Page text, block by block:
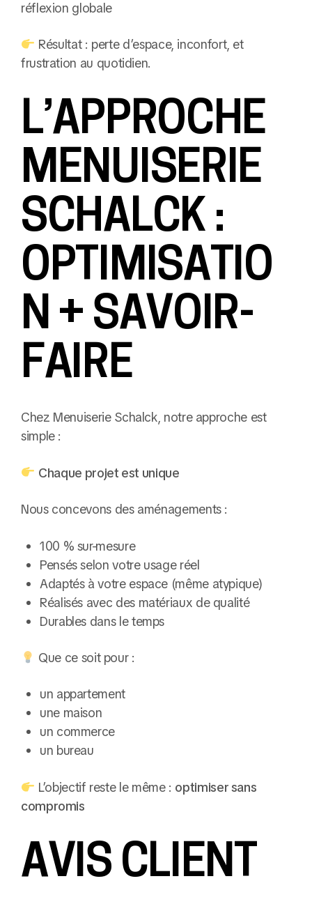
réflexion globale
Résultat : perte d’espace, inconfort, et
frustration au quotidien.
L’APPROCHE
MENUISERIE
SCHALCK :
OPTIMISATIO
N + SAVOIR-
FAIRE
Chez Menuiserie Schalck, notre approche est
simple :
Chaque projet est unique
Nous concevons des aménagements :
100 % sur-mesure
Pensés selon votre usage réel
Adaptés à votre espace (même atypique)
Réalisés avec des matériaux de qualité
Durables dans le temps
Que ce soit pour :
un appartement
une maison
un commerce
un bureau
L’objectif reste le même : optimiser sans
compromis
AVIS CLIENT